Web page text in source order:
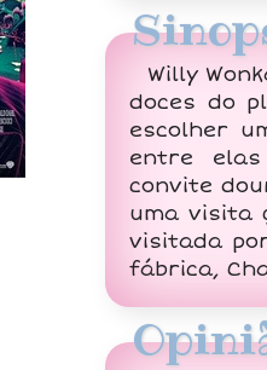
Willy
doces do
escolher
entre
convite
uma visita
visitada
fábrica,